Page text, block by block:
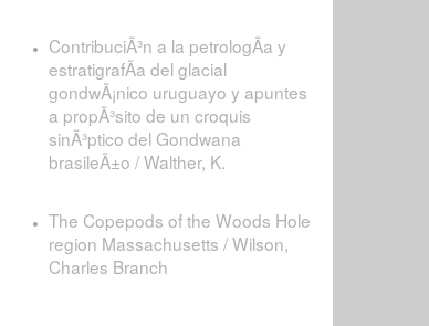
ContribuciÃ³n a la petrologÃ­a y
estratigrafÃ­a del glacial
gondwÃ¡nico uruguayo y apuntes
a propÃ³sito de un croquis
sinÃ³ptico del Gondwana
brasileÃ±o / Walther, K.
The Copepods of the Woods Hole
region Massachusetts / Wilson,
Charles Branch